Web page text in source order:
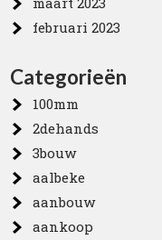
februari 2023
Categorieën
100mm
2dehands
3bouw
aalbeke
aanbouw
aankoop